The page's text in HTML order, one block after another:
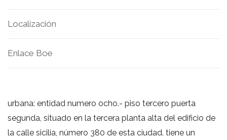
Localización
Enlace Boe
urbana: entidad numero ocho.- piso tercero puerta
segunda, situado en la tercera planta alta del edificio de
la calle sicilia, número 380 de esta ciudad. tiene un